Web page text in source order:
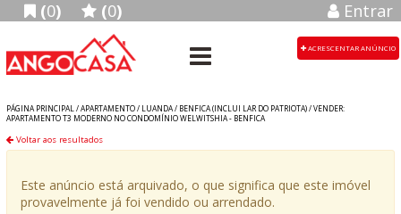
(0) (0) Entrar
ACRESCENTAR ANÚNCIO
PÁGINA PRINCIPAL /APARTAMENTO/ LUANDA/ BENFICA (INCLUI LAR DO PATRIOTA)/VENDER:
APARTAMENTO T3 MODERNO NO CONDOMÍNIO WELWITSHIA - BENFICA
Voltar aos resultados
Este anúncio está arquivado, o que significa que este imóvel
provavelmente já foi vendido ou arrendado.